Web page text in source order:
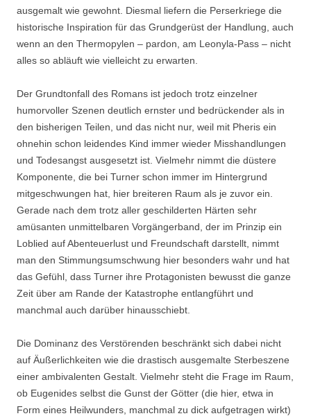
ausgemalt wie gewohnt. Diesmal liefern die Perserkriege die
historische Inspiration für das Grundgerüst der Handlung, auch
wenn an den Thermopylen – pardon, am Leonyla-Pass – nicht
alles so abläuft wie vielleicht zu erwarten.
Der Grundtonfall des Romans ist jedoch trotz einzelner
humorvoller Szenen deutlich ernster und bedrückender als in
den bisherigen Teilen, und das nicht nur, weil mit Pheris ein
ohnehin schon leidendes Kind immer wieder Misshandlungen
und Todesangst ausgesetzt ist. Vielmehr nimmt die düstere
Komponente, die bei Turner schon immer im Hintergrund
mitgeschwungen hat, hier breiteren Raum als je zuvor ein.
Gerade nach dem trotz aller geschilderten Härten sehr
amüsanten unmittelbaren Vorgängerband, der im Prinzip ein
Loblied auf Abenteuerlust und Freundschaft darstellt, nimmt
man den Stimmungsumschwung hier besonders wahr und hat
das Gefühl, dass Turner ihre Protagonisten bewusst die ganze
Zeit über am Rande der Katastrophe entlangführt und
manchmal auch darüber hinausschiebt.
Die Dominanz des Verstörenden beschränkt sich dabei nicht
auf Äußerlichkeiten wie die drastisch ausgemalte Sterbeszene
einer ambivalenten Gestalt. Vielmehr steht die Frage im Raum,
ob Eugenides selbst die Gunst der Götter (die hier, etwa in
Form eines Heilwunders, manchmal zu dick aufgetragen wirkt)